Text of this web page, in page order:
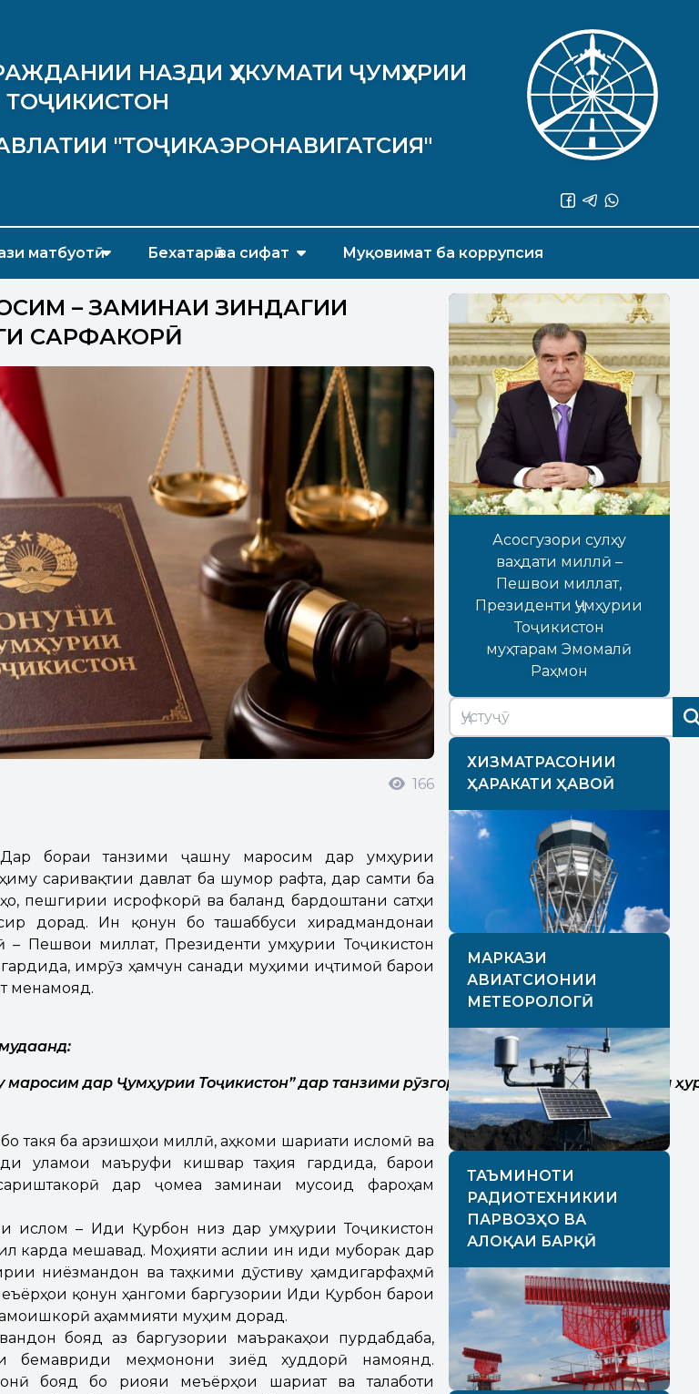
НАЗДИ ҲУКУМАТИ ҶУМҲУРИИ
ТОҶИКИСТОН
"ТОҶИКАЭРОНАВИГАТСИЯ"
матбуотӣ Бехатарӣ ва сифат Муқовимат ба коррупсия
– ЗАМИНАИ ЗИНДАГИИ
САРФАКОРӢ
166
бораи танзими ҷашну маросим дар Ҷумҳурии
саривақтии давлат ба шумор рафта, дар самти ба
пешгирии исрофкорӣ ва баланд бардоштани сатҳи
дорад. Ин қонун бо ташаббуси хирадмандонаи
– Пешвои миллат, Президенти Ҷумҳурии Тоҷикистон
имрӯз ҳамчун санади муҳими иҷтимоӣ барои
менамояд.
маросим дар Ҷумҳурии Тоҷикистон” дар танзими рӯзгори мардум,аз байн бурдани ҳ
такя ба арзишҳои миллӣ, аҳкоми шариати исломӣ ва
уламои маъруфи кишвар таҳия гардида, барои
дар ҷомеа заминаи мусоид фароҳам
ислом – Иди Қурбон низ дар Ҷумҳурии Тоҷикистон
карда мешавад. Моҳияти аслии ин иди муборак дар
ниёзмандон ва таҳкими дӯстиву ҳамдигарфаҳмӣ
қонун ҳангоми баргузории Иди Қурбон барои
аҳаммияти муҳим дорад.
бояд аз баргузории маъракаҳои пурдабдаба,
бемавриди меҳмонони зиёд худдорӣ намоянд.
бояд бо риояи меъёрҳои шариат ва талаботи
Асосгузори сулҳу
ваҳдати миллӣ –
Пешвои миллат,
Президенти Ҷумҳурии
Тоҷикистон
муҳтарам Эмомалӣ
Раҳмон
ХИЗМАТРАСОНИИ
ҲАРАКАТИ ҲАВОӢ
МАРКАЗИ
АВИАТСИОНИИ
МЕТЕОРОЛОГӢ
ТАЪМИНОТИ
РАДИОТЕХНИКИИ
ПАРВОЗҲО ВА
АЛОҚАИ БАРҚӢ